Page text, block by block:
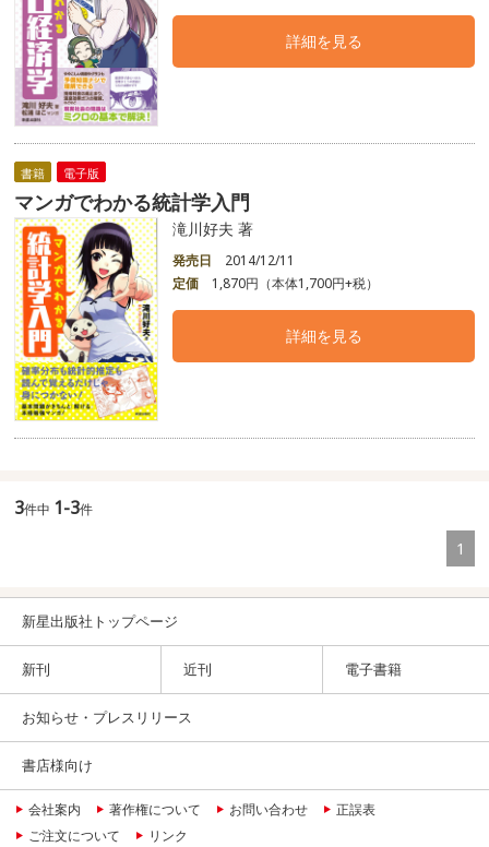
詳細を見る
書籍 電子版
マンガでわかる統計学入門
滝川好夫 著
発売日
2014/12/11
定価
1,870円（本体1,700円+税）
詳細を見る
3件中 1-3件
1
新星出版社トップページ
新刊 近刊 電子書籍
お知らせ・プレスリリース
書店様向け
会社案内 著作権について お問い合わせ
正誤表
ご注文について
リンク